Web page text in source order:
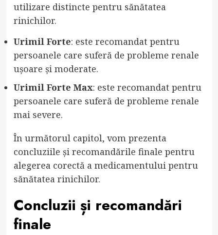
utilizare distincte pentru sănătatea
rinichilor.
Urimil Forte: este recomandat pentru
persoanele care suferă de probleme renale
ușoare și moderate.
Urimil Forte Max: este recomandat pentru
persoanele care suferă de probleme renale
mai severe.
În următorul capitol, vom prezenta
concluziile și recomandările finale pentru
alegerea corectă a medicamentului pentru
sănătatea rinichilor.
Concluzii și recomandări
finale